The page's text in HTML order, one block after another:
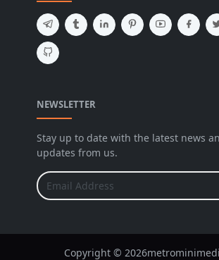
NEWSLETTER
Stay up to date with the latest news
updates from us.
Copyright ©